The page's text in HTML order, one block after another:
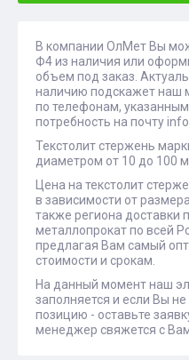
В компании ОлМет Вы
Ф4 из наличия или
объем под заказ.
наличию подскажет наш
по телефонам,
потребность на почту
Текстолит стержень
диаметром от 10 до 100
Цена на текстолит
в зависимости от
также региона доставки
металлопрокат по всей
предлагая Вам самый
стоимости и срокам.
На данный момент наш
заполняется и если Вы
позицию - оставьте
менеджер свяжется с